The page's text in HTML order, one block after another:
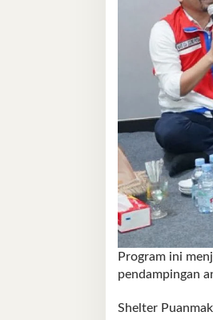
Program ini
pendampingan
Shelter